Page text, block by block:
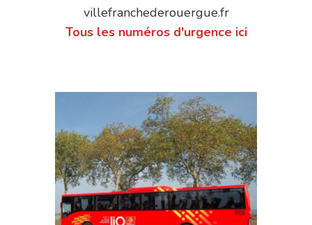
villefranchederouergue.fr
Tous les numéros d'urgence ici